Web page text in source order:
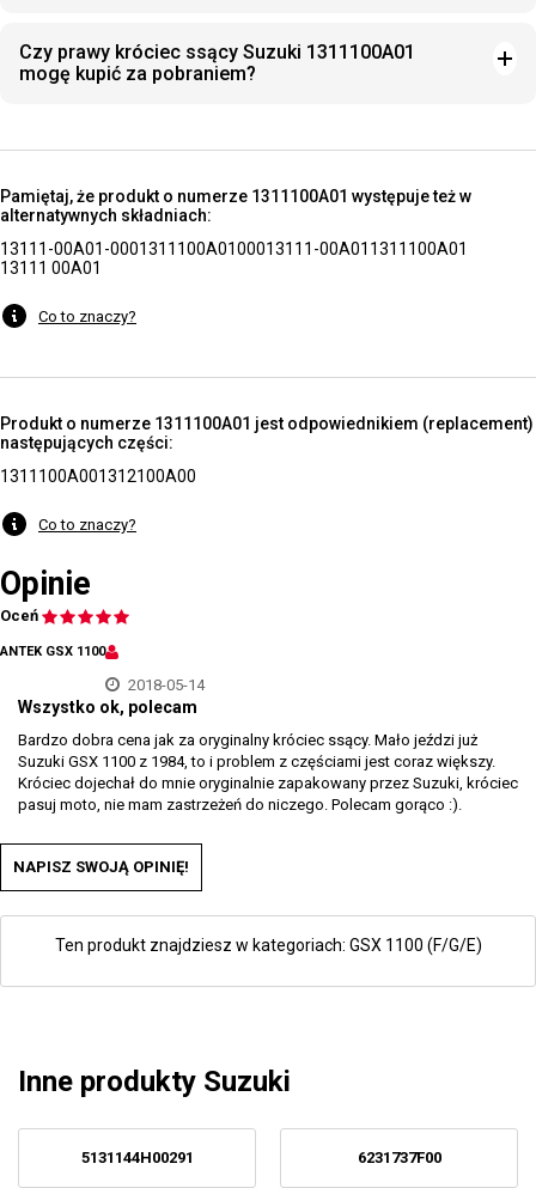
Czy prawy króciec ssący Suzuki 1311100A01
mogę kupić za pobraniem?
Pamiętaj, że produkt o numerze 1311100A01 występuje też w
alternatywnych składniach:
13111-00A01-0001311100A0100013111-00A01 1311100A01
13111 00A01
Co to znaczy?
Produkt o numerze 1311100A01 jest odpowiednikiem (replacement)
następujących części:
1311100A001312100A00
Co to znaczy?
Opinie
Oceń
ANTEK GSX 1100
2018-05-14
Wszystko ok, polecam
Bardzo dobra cena jak za oryginalny króciec ssący. Mało jeździ już
Suzuki GSX 1100 z 1984, to i problem z częściami jest coraz większy.
Króciec dojechał do mnie oryginalnie zapakowany przez Suzuki, króciec
pasuj moto, nie mam zastrzeżeń do niczego. Polecam gorąco :).
NAPISZ SWOJĄ OPINIĘ!
Ten produkt znajdziesz w kategoriach: GSX 1100 (F/G/E)
Inne produkty Suzuki
5131144H00291 6231737F00